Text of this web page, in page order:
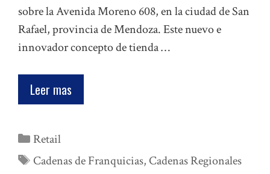
sobre la Avenida Moreno 608, en la ciudad de San
Rafael, provincia de Mendoza. Este nuevo e
innovador concepto de tienda …
Leer mas
Categorías
Retail
Etiquetas
Cadenas de Franquicias, Cadenas Regionales